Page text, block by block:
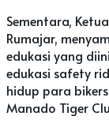
Sementara,
Rumajar,
edukasi yang
edukasi safety
hidup para
Manado Tiger